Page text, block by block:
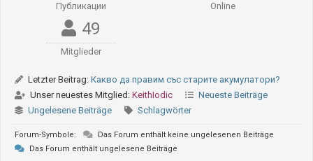
Публикации Online
49
Mitglieder
Letzter Beitrag: Какво да правим със старите акумулатори?
Unser neuestes Mitglied: KeithIodic
Neueste Beiträge
Ungelesene Beiträge
Schlagwörter
Forum-Symbole:
Das Forum enthält keine ungelesenen Beiträge
Das Forum enthält ungelesene Beiträge